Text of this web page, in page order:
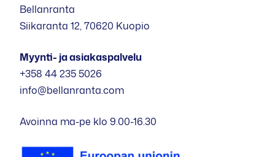
Bellanranta
Siikaranta 12, 70620 Kuopio
Myynti- ja asiakaspalvelu
+358 44 235 5026
info@bellanranta.com
Avoinna ma-pe klo 9.00-16.30